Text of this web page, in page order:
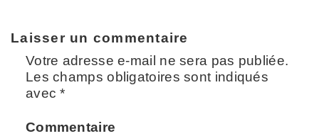
Laisser un commentaire
Votre adresse e-mail ne sera pas publiée.
Les champs obligatoires sont indiqués
avec*
Commentaire